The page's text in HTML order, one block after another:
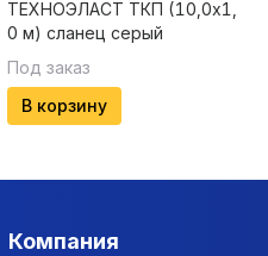
ТЕХНОЭЛАСТ ТКП (10,0х1,
0 м) сланец серый
Под заказ
В корзину
Компания